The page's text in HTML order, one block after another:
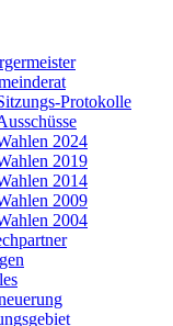
Protokolle
2024
2019
2014
2009
2004